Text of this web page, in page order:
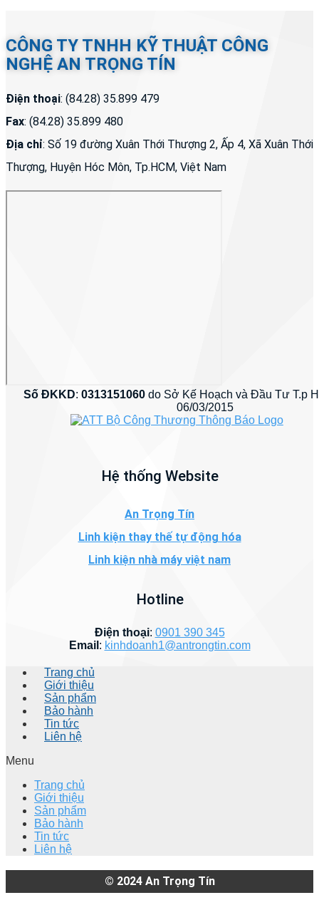
CÔNG TY TNHH KỸ THUẬT CÔNG
NGHỆ AN TRỌNG TÍN
Điện thoại: (84.28) 35.899 479
Fax: (84.28) 35.899 480
Địa chỉ: Số 19 đường Xuân Thới Thượng 2, Ấp 4, Xã Xuân Thới
Thượng, Huyện Hóc Môn, Tp.HCM, Việt Nam
Số ĐKKD:0313151060 do Sở Kế Hoạch và Đầu Tư T.p
06/03/2015
Hệ thống Website
An Trọng Tín
Linh kiện thay thế tự động hóa
Linh kiện nhà máy việt nam
Hotline
Điện thoại: 0901 390 345
Email : kinhdoanh1@antrongtin.com
Trang chủ
Giới thiệu
Sản phẩm
Bảo hành
Tin tức
Liên hệ
Menu
Trang chủ
Giới thiệu
Sản phẩm
Bảo hành
Tin tức
Liên hệ
© 2024 An Trọng Tín